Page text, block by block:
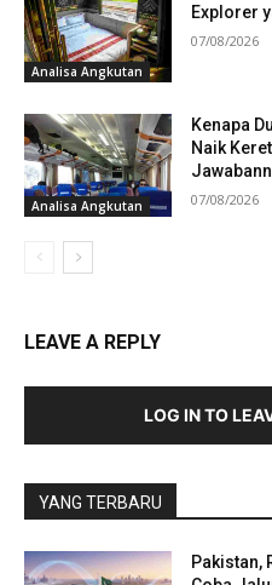
Analisa Angkutan
Explorer
07/08/2026
Analisa Angkutan
Kenapa
Naik
07/08/2026
LEAVE A REPLY
LOG IN TO
YANG TERBARU
Pakistan,